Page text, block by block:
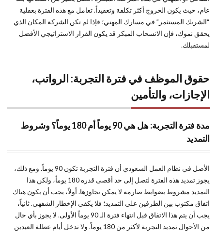
عام، حيث يكون الخروج أكثر تكلفة وتعقيداً. تعامل مع هذه الفترة بعقلية
“الشريك المستثمر” في مسارك المهني؛ فإذا لم تكن الشركة المكان الذي
يحقق نموك، فإن الانسحاب المبكر قد يكون القرار الاستراتيجي الأفضل
لمستقبلك.
حقوق الموظف في فترة التجربة: الرواتب،
الإجازات، والتأمين
مدة فترة التجربة: هل هي 90 يوماً أم 180 يوماً؟ وشروط
التمديد
الأصل في نظام العمل السعودي أن فترة التجربة تكون 90 يوماً. ومع ذلك،
يجوز تمديد هذه الفترة لتصل إلى حد أقصى قدره 180 يوماً، ولكن هذا
التمديد مشروط بضوابط صارمة لا يمكن تجاوزها. أولاً، يجب أن يكون هناك
اتفاق مكتوب بين الطرفين على التمديد؛ فلا يكفي الإخطار الشفهي. ثانياً،
يجب أن يتم هذا الاتفاق قبل انتهاء فترة الـ 90 يوماً الأولى. لا يجوز بأي حال
من الأحوال تمديد التجربة لأكثر من 180 يوماً. ولا تدخل أيام عطلة العيدين